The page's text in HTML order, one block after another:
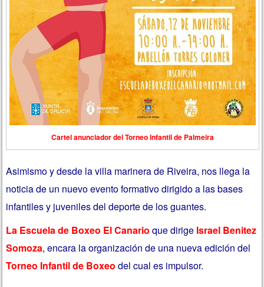
Cartel anunciador del Torneo Infantil de Palmeira
Asimismo y desde la villa marinera de Riveira, nos llega la
noticia de un nuevo evento formativo dirigido a las bases
infantiles y juveniles del deporte de los guantes.
La Escuela de Boxeo El Canario que dirige Israel Benitez
Somoza, encara la organización de una nueva edición del
Torneo Infantil de Boxeo del cual es impulsor.